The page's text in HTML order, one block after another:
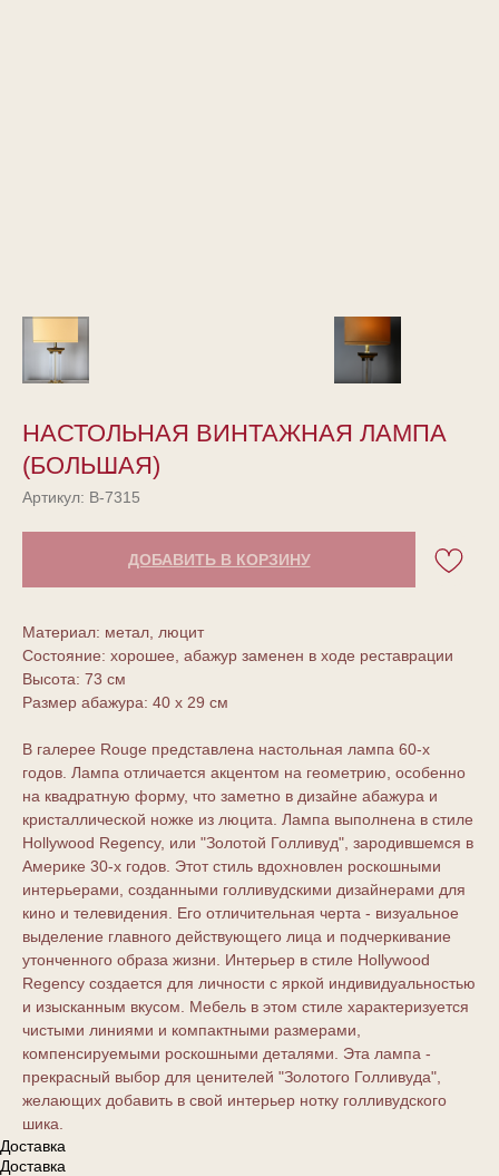
НАСТОЛЬНАЯ ВИНТАЖНАЯ ЛАМПА
(БОЛЬШАЯ)
Артикул: В-7315
ДОБАВИТЬ В КОРЗИНУ
Материал: метал, люцит
Состояние: хорошее, абажур заменен в ходе реставрации
Высота: 73 см
Размер абажура: 40 х 29 см
В галерее Rouge представлена настольная лампа 60-х
годов. Лампа отличается акцентом на геометрию, особенно
на квадратную форму, что заметно в дизайне абажура и
кристаллической ножке из люцита. Лампа выполнена в стиле
Hollywood Regency, или "Золотой Голливуд", зародившемся в
Америке 30-х годов. Этот стиль вдохновлен роскошными
интерьерами, созданными голливудскими дизайнерами для
кино и телевидения. Его отличительная черта - визуальное
выделение главного действующего лица и подчеркивание
утонченного образа жизни. Интерьер в стиле Hollywood
Regency создается для личности с яркой индивидуальностью
и изысканным вкусом. Мебель в этом стиле характеризуется
чистыми линиями и компактными размерами,
компенсируемыми роскошными деталями. Эта лампа -
прекрасный выбор для ценителей "Золотого Голливуда",
желающих добавить в свой интерьер нотку голливудского
шика.
Доставка
Доставка